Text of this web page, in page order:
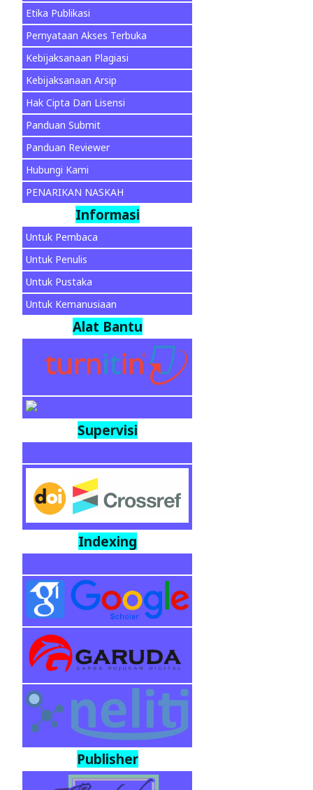
Etika Publikasi
Pernyataan Akses Terbuka
Kebijaksanaan Plagiasi
Kebijaksanaan Arsip
Hak Cipta Dan Lisensi
Panduan Submit
Panduan Reviewer
Hubungi Kami
PENARIKAN NASKAH
Informasi
Untuk Pembaca
Untuk Penulis
Untuk Pustaka
Untuk Kemanusiaan
Alat Bantu
Supervisi
Indexing
Publisher